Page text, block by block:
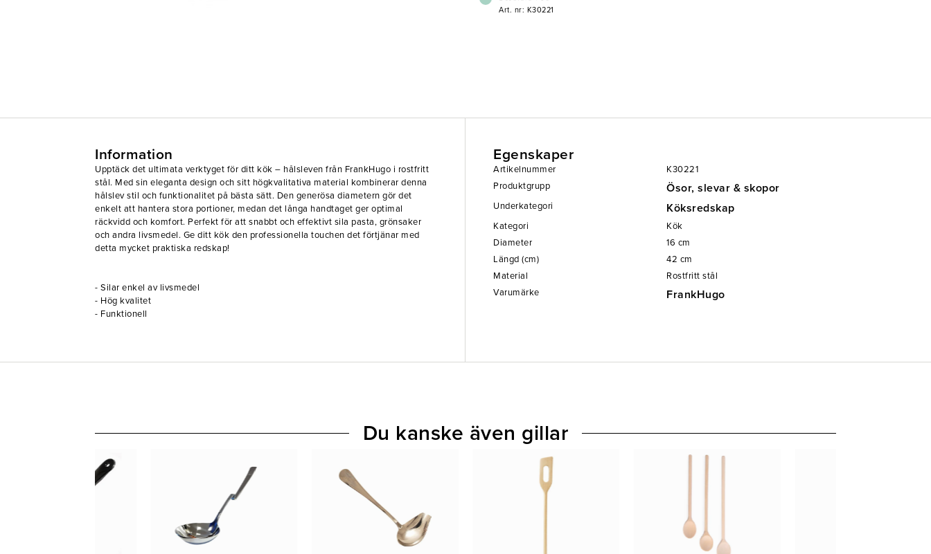
- Hög kvalitet
Art. nr: K30221
Information
Upptäck det ultimata verktyget för ditt kök – hålsleven från FrankHugo i rostfritt
stål. Med sin eleganta design och sitt högkvalitativa material kombinerar denna
hålslev stil och funktionalitet på bästa sätt. Den generösa diametern gör det
enkelt att hantera stora portioner, medan det långa handtaget ger optimal
räckvidd och komfort. Perfekt för att snabbt och effektivt sila pasta, grönsaker
och andra livsmedel. Ge ditt kök den professionella touchen det förtjänar med
detta mycket praktiska redskap!
- Silar enkel av livsmedel
- Hög kvalitet
- Funktionell
Egenskaper
Artikelnummer
K30221
Produktgrupp
Ösor, slevar & skopor
Underkategori Köksredskap
Kategori
Kök
Diameter
16 cm
Längd (cm)
42 cm
Material
Rostfritt stål
Varumärke
FrankHugo
Du kanske även gillar